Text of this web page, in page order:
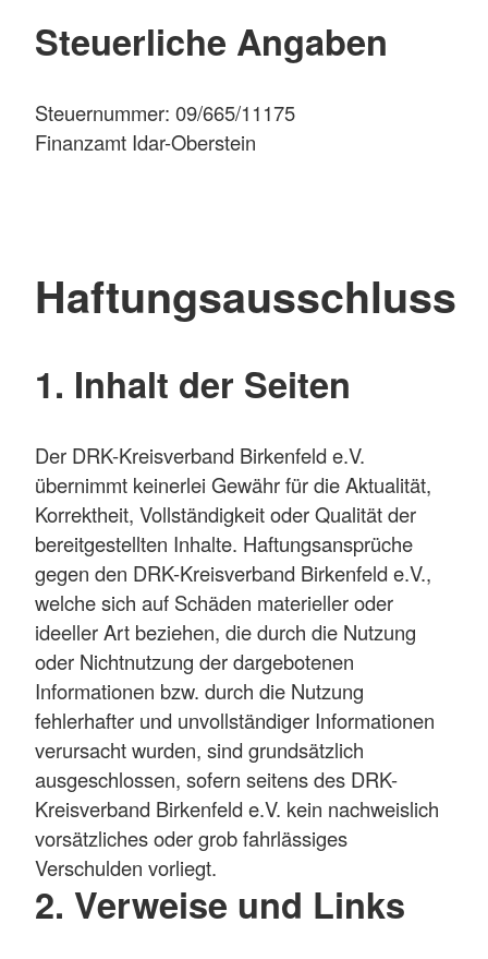
Steuerliche Angaben
Steuernummer: 09/665/11175
Finanzamt Idar-Oberstein
Haftungsausschluss
1. Inhalt der Seiten
Der DRK-Kreisverband Birkenfeld e.V.
übernimmt keinerlei Gewähr für die Aktualität,
Korrektheit, Vollständigkeit oder Qualität der
bereitgestellten Inhalte. Haftungsansprüche
gegen den DRK-Kreisverband Birkenfeld e.V.,
welche sich auf Schäden materieller oder
ideeller Art beziehen, die durch die Nutzung
oder Nichtnutzung der dargebotenen
Informationen bzw. durch die Nutzung
fehlerhafter und unvollständiger Informationen
verursacht wurden, sind grundsätzlich
ausgeschlossen, sofern seitens des DRK-
Kreisverband Birkenfeld e.V. kein nachweislich
vorsätzliches oder grob fahrlässiges
Verschulden vorliegt.
2. Verweise und Links